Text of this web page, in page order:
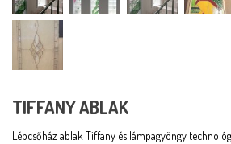
TIFFANY ABLAK
Lépcsőház ablak Tiffany és lámpagyöngy